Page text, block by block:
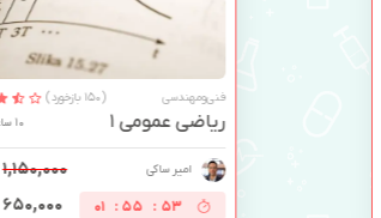
فنی‌ومهندسی (150 بازخورد)
ریاضی عمومی 1 10 ساعت
امیر ساکی ۱,۱۵۰,۰۰۰
53
:
55
:
01 ۶۵۰,۰۰۰